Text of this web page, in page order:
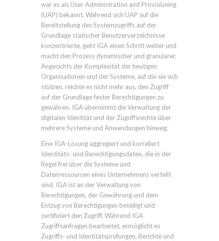
war es als User Administration and Provisioning
(UAP) bekannt. Während sich UAP auf die
Bereitstellung des Systemzugriffs auf der
Grundlage statischer Benutzerverzeichnisse
konzentrierte, geht IGA einen Schritt weiter und
macht den Prozess dynamischer und granularer.
Angesichts der Komplexität der heutigen
Organisationen und der Systeme, auf die sie sich
stützen, reichte es nicht mehr aus, den Zugriff
auf der Grundlage fester Berechtigungen zu
gewähren. IGA übernimmt die Verwaltung der
digitalen Identität und der Zugriffsrechte über
mehrere Systeme und Anwendungen hinweg.
Eine IGA-Lösung aggregiert und korreliert
Identitäts- und Berechtigungsdaten, die in der
Regel frei über die Systeme und
Datenressourcen eines Unternehmens verteilt
sind. IGA ist an der Verwaltung von
Berechtigungen, der Gewährung und dem
Entzug von Berechtigungen beteiligt und
zertifiziert den Zugriff. Während IGA
Zugriffsanfragen bearbeitet, ermöglicht es
Zugriffs- und Identitätsprüfungen, Berichte und